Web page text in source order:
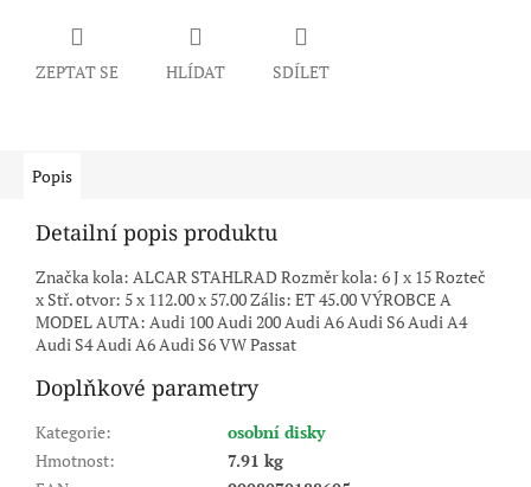
ZEPTAT SE HLÍDAT SDÍLET
Popis
Detailní popis produktu
Značka kola: ALCAR STAHLRAD Rozměr kola: 6 J x 15 Rozteč
x Stř. otvor: 5 x 112.00 x 57.00 Zális: ET 45.00 VÝROBCE A
MODEL AUTA: Audi 100 Audi 200 Audi A6 Audi S6 Audi A4
Audi S4 Audi A6 Audi S6 VW Passat
Doplňkové parametry
Kategorie:
osobní disky
Hmotnost:
7.91 kg